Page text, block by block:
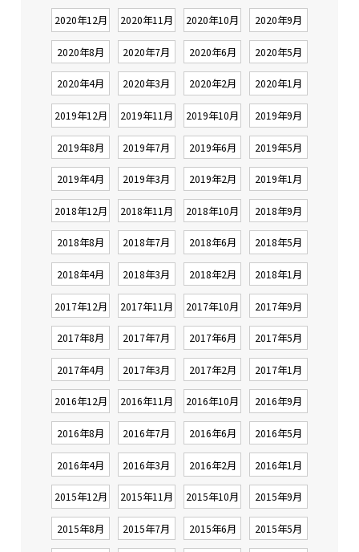
2020年12月 2020年11月 2020年10月 2020年9月
2020年8月 2020年7月 2020年6月 2020年5月
2020年4月 2020年3月 2020年2月 2020年1月
2019年12月 2019年11月 2019年10月 2019年9月
2019年8月 2019年7月 2019年6月 2019年5月
2019年4月 2019年3月 2019年2月 2019年1月
2018年12月 2018年11月 2018年10月 2018年9月
2018年8月 2018年7月 2018年6月 2018年5月
2018年4月 2018年3月 2018年2月 2018年1月
2017年12月 2017年11月 2017年10月 2017年9月
2017年8月 2017年7月 2017年6月 2017年5月
2017年4月 2017年3月 2017年2月 2017年1月
2016年12月 2016年11月 2016年10月 2016年9月
2016年8月 2016年7月 2016年6月 2016年5月
2016年4月 2016年3月 2016年2月 2016年1月
2015年12月 2015年11月 2015年10月 2015年9月
2015年8月 2015年7月 2015年6月 2015年5月